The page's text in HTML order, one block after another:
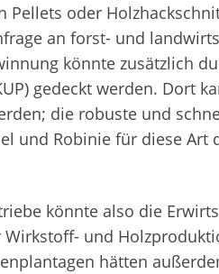
Pellets oder
an forst- und
könnte zusätzlich
gedeckt werden. Dort
die robuste und
und Robinie für diese Art
könnte also die
und
hätten